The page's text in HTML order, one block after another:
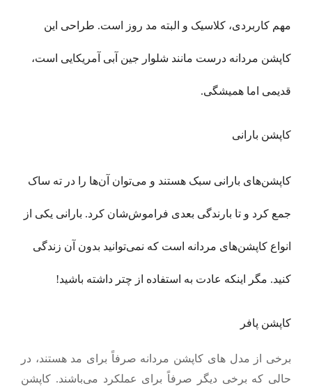
مهم کاربردی، کلاسیک و البته مد روز است. طراحی این
کاپشن مردانه درست مانند شلوار جین آبی آمریکایی است،
قدیمی اما همیشگی.
کاپشن بارانی
کاپشن‌های بارانی سبک هستند و می‌توان آن‌ها را در ته ساک
جمع کرد و تا بارندگی بعدی فراموش‌شان کرد. بارانی یکی از
انواع کاپشن‌های مردانه است که نمی‌توانید بدون آن زندگی
کنید. مگر اینکه عادت به استفاده از چتر داشته باشید!
کاپشن پافر
برخی از مدل های کاپشن مردانه صرفاً برای مد هستند، در
حالی که برخی دیگر صرفاً برای عملکرد می‌باشند. کاپشن